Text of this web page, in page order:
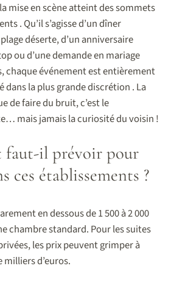
mise en scène atteint des sommets
. Qu’il s’agisse d’un dîner
déserte, d’un anniversaire
ou d’une demande en mariage
chaque événement est entièrement
dans la plus grande discrétion . La
de faire du bruit, c’est le
mais jamais la curiosité du voisin !
faut-il prévoir pour
ces établissements ?
en dessous de 1 500 à 2 000
chambre standard. Pour les suites
les prix peuvent grimper à
d’euros.